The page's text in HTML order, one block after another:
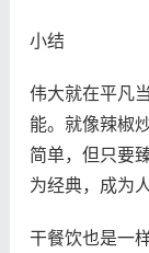
小结
伟大就在平凡
能。就像辣椒
简单，但只要
为经典，成为
干餐饮也是一样